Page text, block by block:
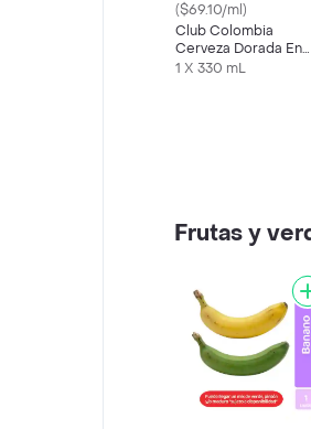
($69.10/ml)
Club Colombia
Cerveza Dorada En
Lata 330 ML X6
1 X 330 mL
Frutas y